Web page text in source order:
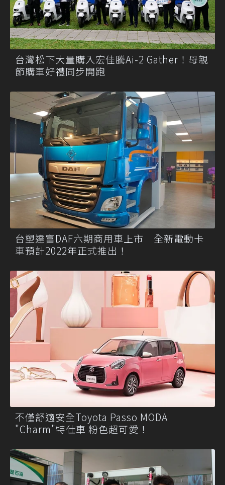
台灣松下大量購入宏佳騰Ai-2 Gather！母親
節購車好禮同步開跑
台塑達富DAF六期商用車上市 全新電動卡
車預計2022年正式推出！
不僅舒適安全Toyota Passo MODA
"Charm"特仕車 粉色超可愛！